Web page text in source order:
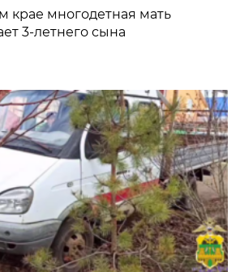
крае многодетная мать
3-летнего сына